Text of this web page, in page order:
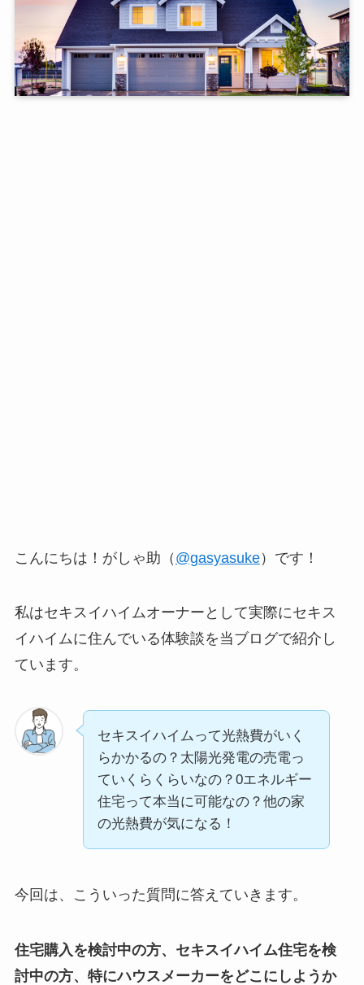
こんにちは！がしゃ助（ @gasyasuke）です！
私はセキスイハイムオーナーとして実際にセキス
イハイムに住んでいる体験談を当ブログで紹介し
ています。
セキスイハイムって光熱費がいく
らかかるの？太陽光発電の売電っ
ていくらくらいなの？0エネルギー
住宅って本当に可能なの？他の家
の光熱費が気になる！
今回は、こういった質問に答えていきます。
住宅購入を検討中の方、セキスイハイム住宅を検
討中の方、特にハウスメーカーをどこにしようか